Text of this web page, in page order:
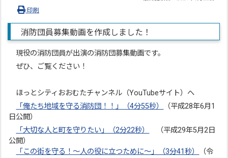
印刷
消防団員募集動画を作成しました！
現役の消防団員が出演の消防団募集動画です。
ぜひ、ご覧ください！
ほっとシティおおむたチャンネル（YouTubeサイト）へ
「俺たち地域を守る消防団！！」（4分55秒）
（平成28年6月1
日公開）
「大切な人と町を守りたい」（2分22秒）
（平成29年5月2日
公開）
「この街を守る！～人の役に立つために～」（3分41秒）
（令